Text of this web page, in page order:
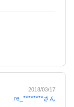
2018/03/17
re_********さん